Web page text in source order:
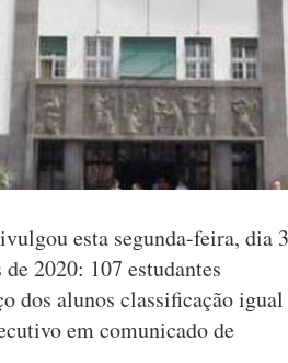
esta segunda-feira, dia
2020: 107 estudantes
dos alunos classificação
em comunicado de